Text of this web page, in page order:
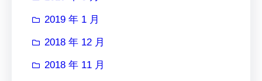
2019 年 1 月
2018 年 12 月
2018 年 11 月